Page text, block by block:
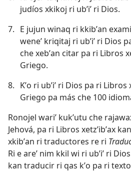
judíos xkikoj ri ubʼiʼ ri Dios.
7. E jujun winaq ri kkibʼan
weneʼ kriqitaj ri ubʼiʼ ri Dios
che xebʼan citar pa ri Libros
Griego.
8. Kʼo ri ubʼiʼ ri Dios pa ri Libros
Griego pa más che 100
Ronojel wariʼ kukʼutu che
Jehová, pa ri Libros xetzʼibʼax
xkibʼan ri traductores re ri
Ri e areʼ nim kkil wi ri ubʼiʼ ri
kan traducir ri qas kʼo pa ri